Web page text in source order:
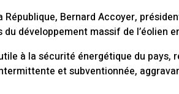
Bernard Accoyer,
développement massif de l’éolien
à la sécurité énergétique du pays,
et subventionnée,